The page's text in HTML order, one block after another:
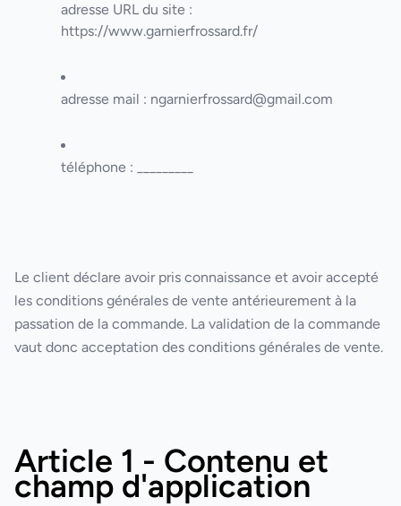
adresse URL du site :
https://www.garnierfrossard.fr/
adresse mail : ngarnierfrossard@gmail.com
téléphone : _________
Le client déclare avoir pris connaissance et avoir accepté
les conditions générales de vente antérieurement à la
passation de la commande. La validation de la commande
vaut donc acceptation des conditions générales de vente.
Article 1 - Contenu et
champ d'application